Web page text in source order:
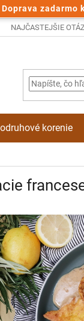
Doprava zadarmo
NAJČASTEJŠIE
korenie